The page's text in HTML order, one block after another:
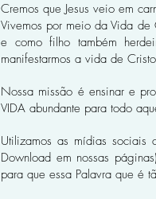
Cremos que Jesus veio em
Vivemos por meio da Vida de
e como filho também
manifestarmos a vida de
Nossa missão é ensinar e
VIDA abundante para todo
Utilizamos as mídias sociais
Download em nossas
para que essa Palavra que é